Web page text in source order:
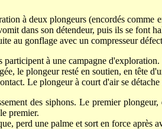
à deux plongeurs (encordés
dans son détendeur, puis ils se font
au gonflage avec un compresseur
à une campagne
le plongeur resté en soutien, en tête
Le plongeur à court d'air se
des siphons. Le premier
premier.
perd une palme et sort en force